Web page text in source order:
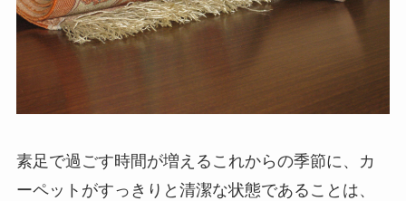
素足で過ごす時間が増えるこれからの季節に、カ
ーペットがすっきりと清潔な状態であることは、